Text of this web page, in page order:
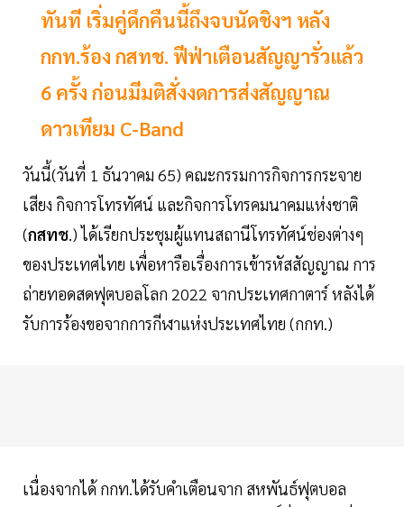
ทันที เริ่มคู่ดึกคืนนี้ถึงจบนัดชิงฯ หลัง
กกท.ร้อง กสทช. ฟีฟ่าเตือนสัญญารั่วแล้ว
6 ครั้ง ก่อนมีมติสั่งงดการส่งสัญญาณ
ดาวเทียม C-Band
วันนี้(วันที่ 1 ธันวาคม 65) คณะกรรมการกิจการกระจาย
เสียง กิจการโทรทัศน์ และกิจการโทรคมนาคมแห่งชาติ
(กสทช.) ได้เรียกประชุมผู้แทนสถานีโทรทัศน์ช่องต่างๆ
ของประเทศไทย เพื่อหารือเรื่องการเข้ารหัสสัญญาณ การ
ถ่ายทอดสดฟุตบอลโลก 2022 จากประเทศกาตาร์ หลังได้
รับการร้องขอจากการกีฬาแห่งประเทศไทย (กกท.)
เนื่องจากได้ กกท.ได้รับคำเตือนจาก สหพันธ์ฟุตบอล